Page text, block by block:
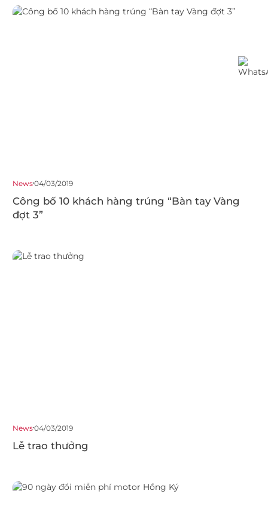
News04/03/2019
Công bố 10 khách hàng trúng “Bàn tay Vàng
đợt 3”
News04/03/2019
Lễ trao thưởng